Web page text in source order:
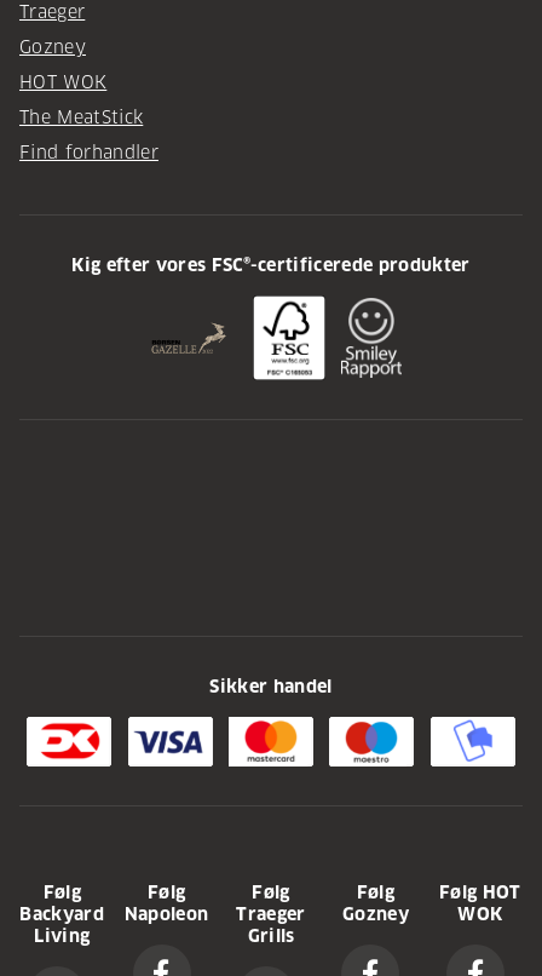
Traeger
Gozney
HOT WOK
The MeatStick
Find forhandler
Kig efter vores FSC®-certificerede produkter
Sikker handel
Følg
Backyard
Living
Følg
Napoleon
Følg
Traeger
Grills
Følg
Gozney
Følg HOT
WOK